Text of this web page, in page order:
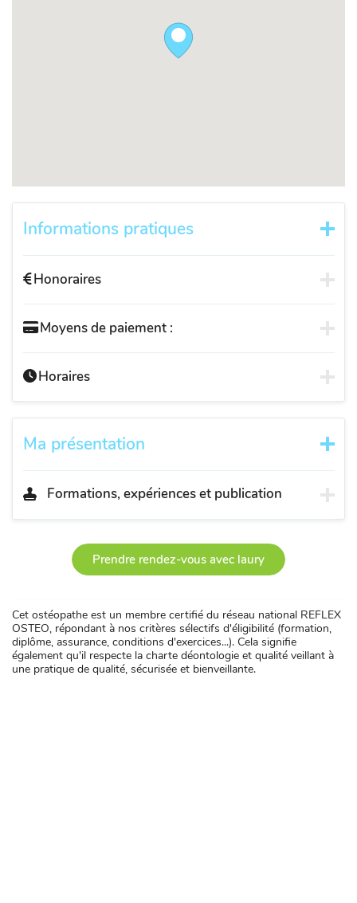
Informations pratiques
Honoraires
Moyens de paiement :
Horaires
Ma présentation
Formations, expériences et publication
Prendre rendez-vous avec laury
Cet ostéopathe est un membre certifié du réseau national REFLEX
OSTEO, répondant à nos critères sélectifs d'éligibilité (formation,
diplôme, assurance, conditions d'exercices...). Cela signifie
également qu'il respecte la charte déontologie et qualité veillant à
une pratique de qualité, sécurisée et bienveillante.